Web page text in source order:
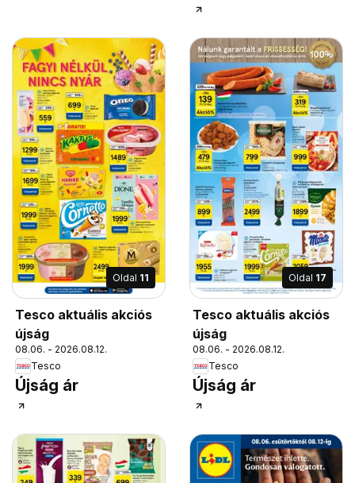
Oldal 11
Tesco aktuális akciós
újság
08.06. - 2026.08.12.
Tesco
Újság ár
Oldal 17
Tesco aktuális akciós
újság
08.06. - 2026.08.12.
Tesco
Újság ár